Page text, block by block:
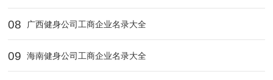
08 广西健身公司工商企业名录大全
09 海南健身公司工商企业名录大全